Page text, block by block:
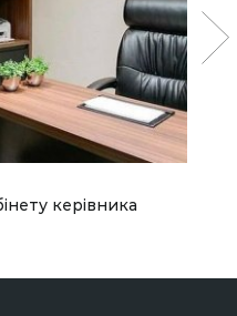
керівника